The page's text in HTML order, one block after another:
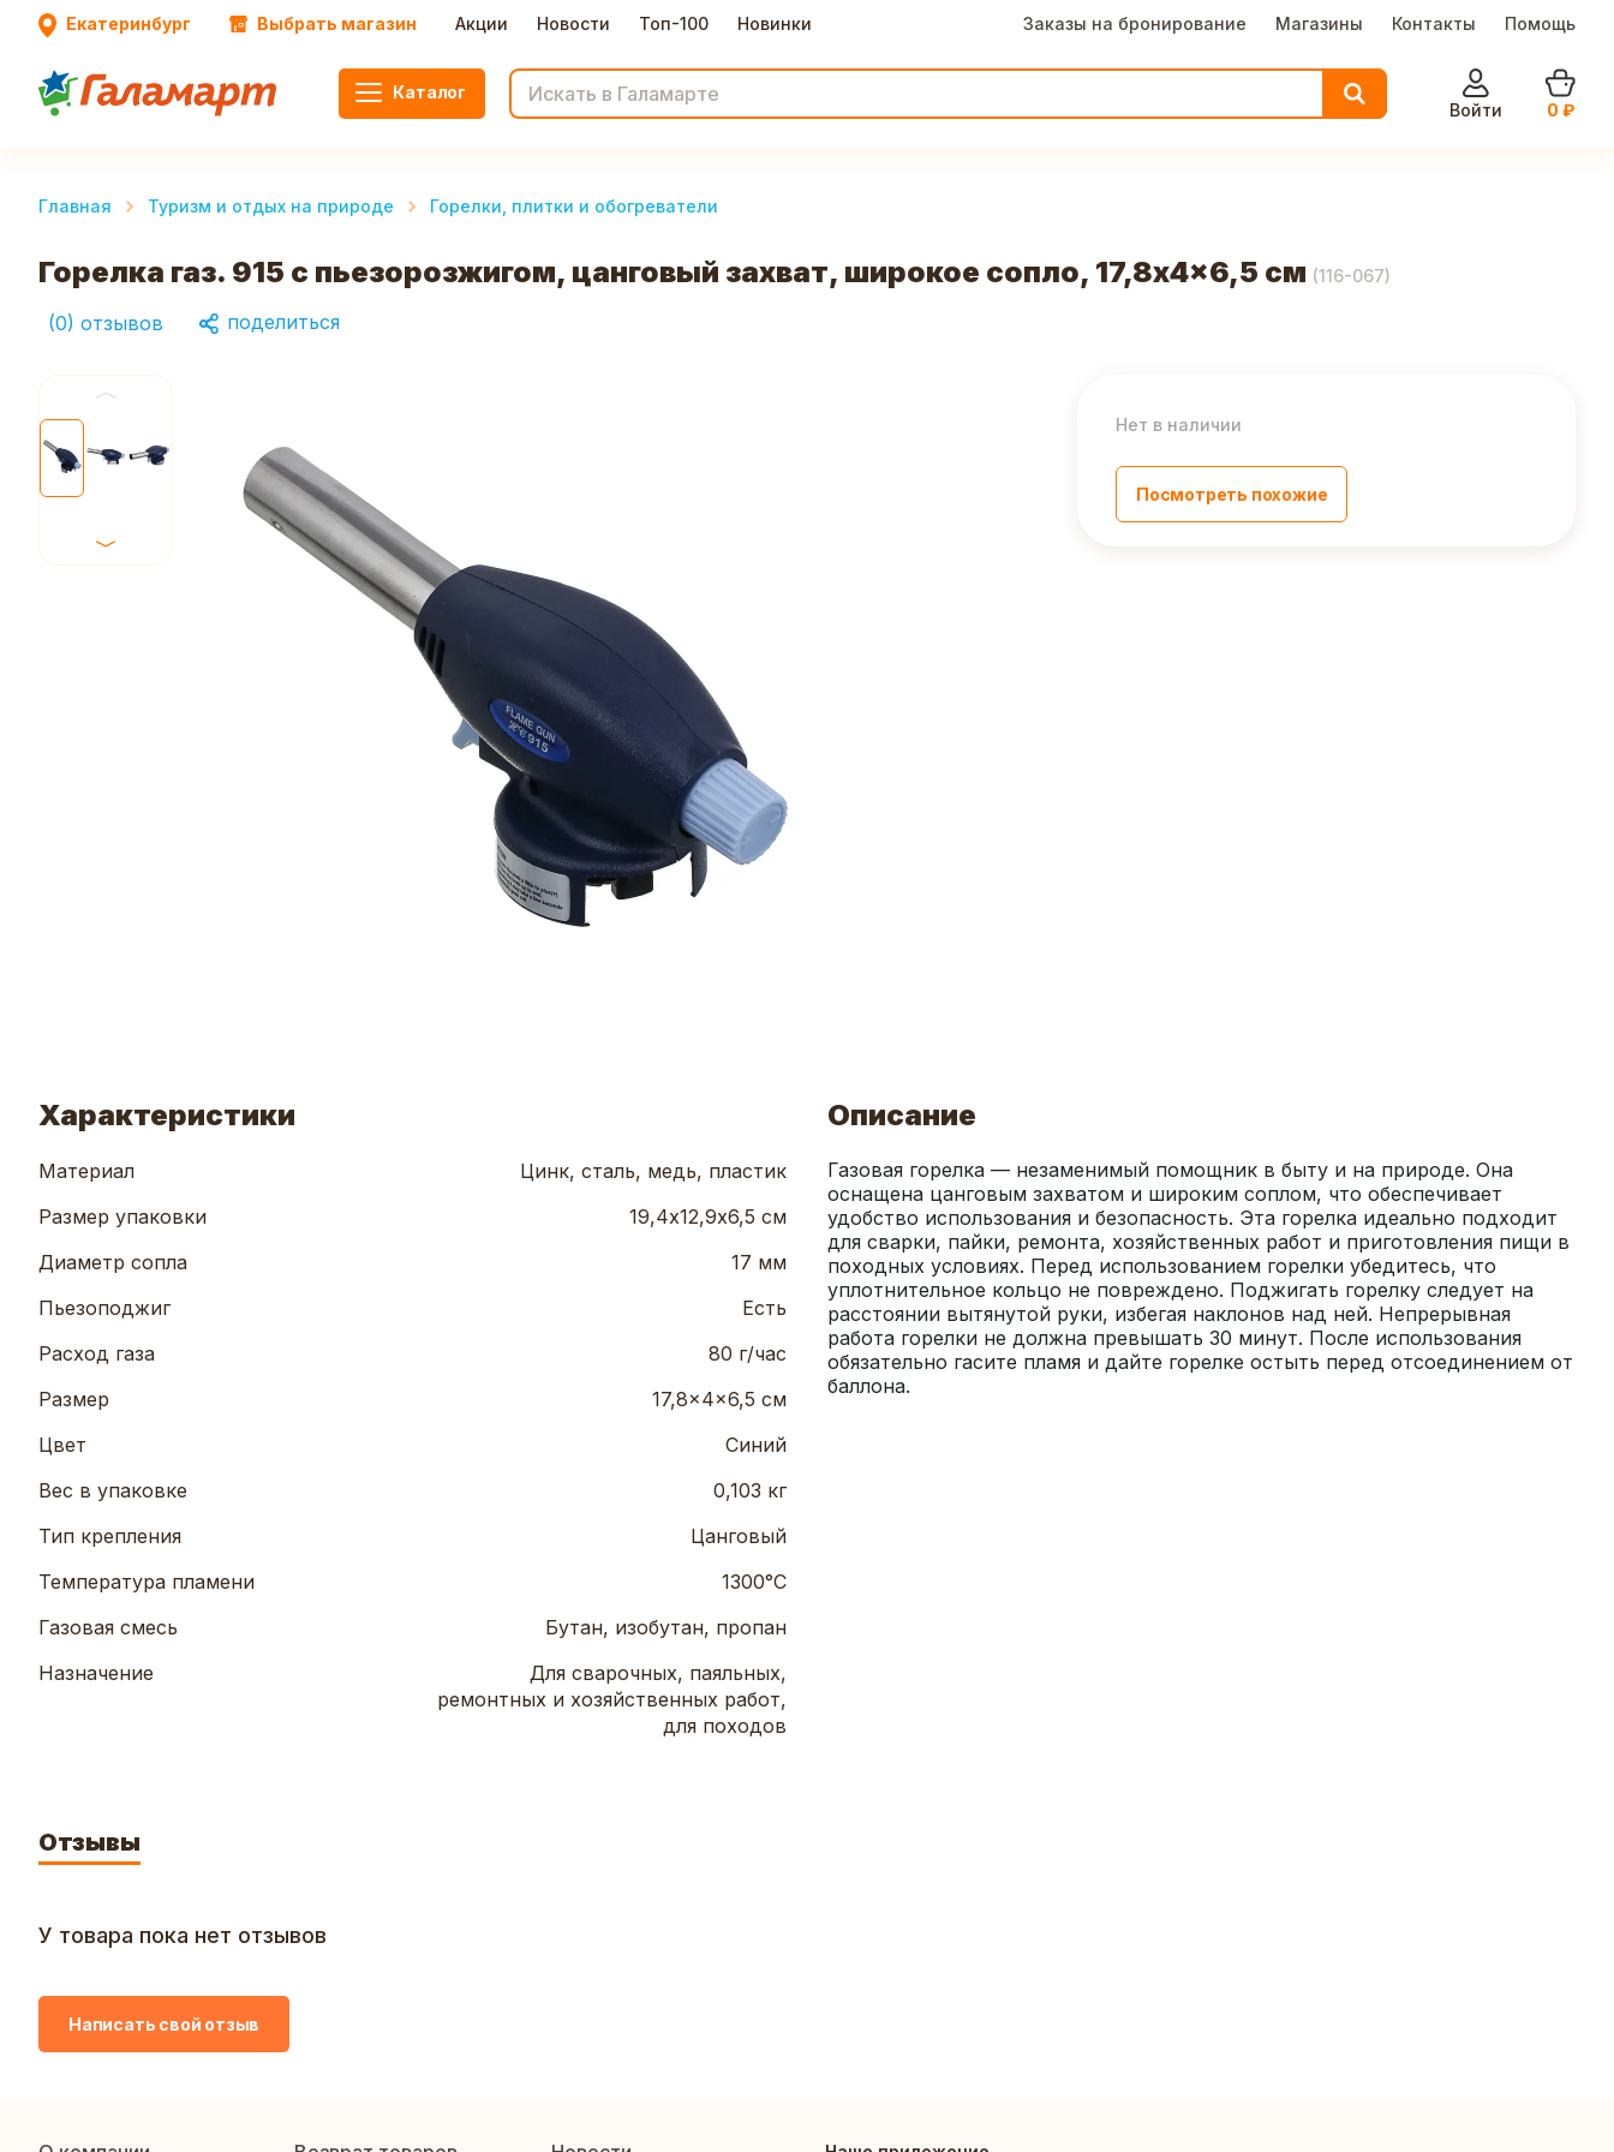
Екатеринбург Выбрать магазин Акции Новости Топ-100 Новинки Заказы на бронирование Магазины Контакты Помощь
Каталог
Войти
0 ₽
Главная Туризм и отдых на природе Горелки, плитки и обогреватели
Горелка газ. 915 с пьезорозжигом, цанговый захват, широкое сопло, 17,8x4x6,5 см (116-067)
(0) отзывов поделиться
Нет в наличии
Посмотреть похожие
Характеристики
Материал
Цинк, сталь, медь, пластик
Размер упаковки
19,4х12,9х6,5 см
Диаметр сопла
17 мм
Пьезоподжиг
Есть
Расход газа
80 г/час
Размер
17,8x4x6,5 см
Цвет
Синий
Вес в упаковке
0,103 кг
Тип крепления
Цанговый
Температура пламени
1300°C
Газовая смесь
Бутан, изобутан, пропан
Назначение
Для сварочных, паяльных,
ремонтных и хозяйственных работ,
для походов
Описание
Газовая горелка — незаменимый помощник в быту и на природе. Она
оснащена цанговым захватом и широким соплом, что обеспечивает
удобство использования и безопасность. Эта горелка идеально подходит
для сварки, пайки, ремонта, хозяйственных работ и приготовления пищи в
походных условиях. Перед использованием горелки убедитесь, что
уплотнительное кольцо не повреждено. Поджигать горелку следует на
расстоянии вытянутой руки, избегая наклонов над ней. Непрерывная
работа горелки не должна превышать 30 минут. После использования
обязательно гасите пламя и дайте горелке остыть перед отсоединением от
баллона.
Отзывы
У товара пока нет отзывов
Написать свой отзыв